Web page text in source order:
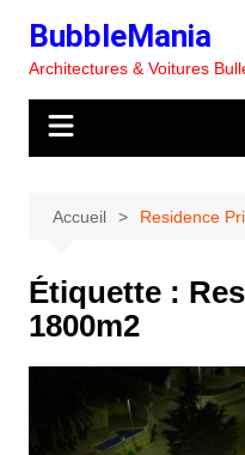
contenu
BubbleMania
Architectures & Voitures
Accueil Residence
Étiquette :
1800m2